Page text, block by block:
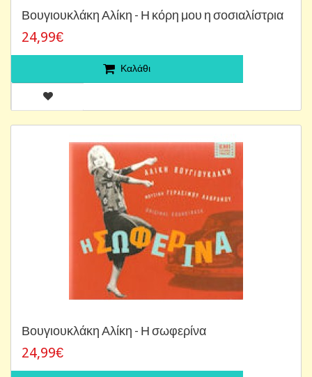
Βουγιουκλάκη Αλίκη - Η κόρη μου η σοσιαλίστρια
24,99€
Καλάθι
Βουγιουκλάκη Αλίκη - Η σωφερίνα
24,99€